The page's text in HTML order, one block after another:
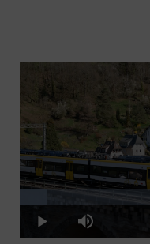
Play Mute
8.67%